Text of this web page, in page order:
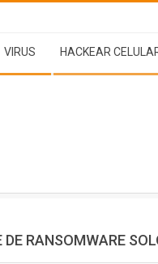
VIRUS HACKEAR
RANSOMWARE